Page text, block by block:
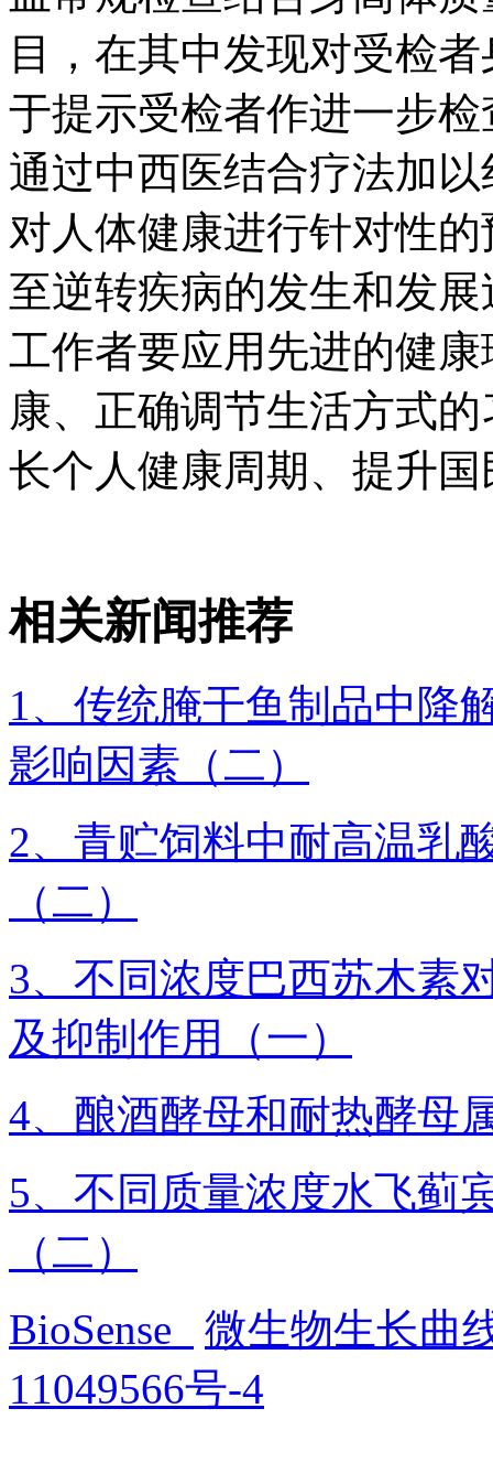
目，在其中发现对受检
于提示受检者作进一步
通过中西医结合疗法加
对人体健康进行针对性
至逆转疾病的发生和发
工作者要应用先进的健
康、正确调节生活方式
长个人健康周期、提升
相关新闻推荐
1、传统腌干鱼制品中降
影响因素（二）
2、青贮饲料中耐高温乳
（二）
3、不同浓度巴西苏木素
及抑制作用（一）
4、酿酒酵母和耐热酵母
5、不同质量浓度水飞蓟
（二）
BioSense
微生物生长曲
11049566号-4